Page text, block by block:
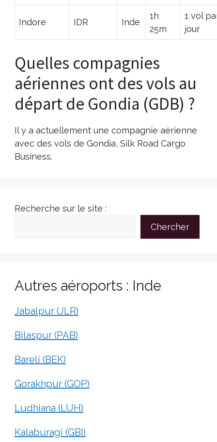
Indore IDR Inde
1h
25m
1 vol
jour
Quelles compagnies
aériennes ont des vols au
départ de Gondia (GDB) ?
Il y a actuellement une compagnie aérienne
avec des vols de Gondia, Silk Road Cargo
Business.
Recherche sur le site :
Chercher
Autres aéroports : Inde
Jabalpur (JLR)
Bilaspur (PAB)
Bareli (BEK)
Gorakhpur (GOP)
Ludhiana (LUH)
Kalaburagi (GBI)